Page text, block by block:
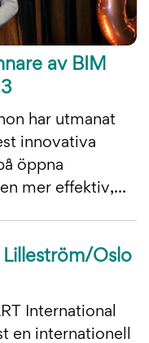
av BIM
har utmanat
innovativa
öppna
mer effektiv,...
Lilleström/Oslo
International
en internationell